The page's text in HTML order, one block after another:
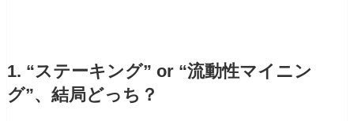
1. “ステーキング” or “流動性マイニン
グ”、結局どっち？